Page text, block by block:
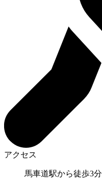
アクセス
馬車道駅から徒歩3分